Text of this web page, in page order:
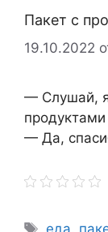
Пакет с
19.10.2022
— Слушай, я
— Да,
Метки
еда,